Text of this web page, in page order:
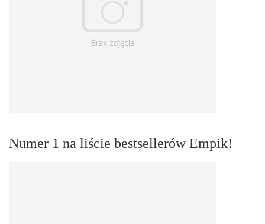
Numer 1 na liście bestsellerów Empik!